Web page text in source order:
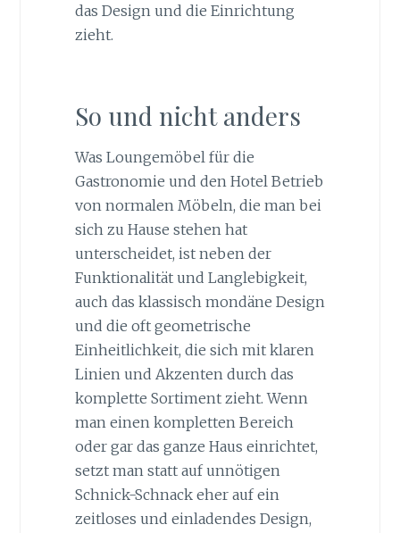
das Design und die Einrichtung
zieht.
So und nicht anders
Was Loungemöbel für die
Gastronomie und den Hotel Betrieb
von normalen Möbeln, die man bei
sich zu Hause stehen hat
unterscheidet, ist neben der
Funktionalität und Langlebigkeit,
auch das klassisch mondäne Design
und die oft geometrische
Einheitlichkeit, die sich mit klaren
Linien und Akzenten durch das
komplette Sortiment zieht. Wenn
man einen kompletten Bereich
oder gar das ganze Haus einrichtet,
setzt man statt auf unnötigen
Schnick-Schnack eher auf ein
zeitloses und einladendes Design,